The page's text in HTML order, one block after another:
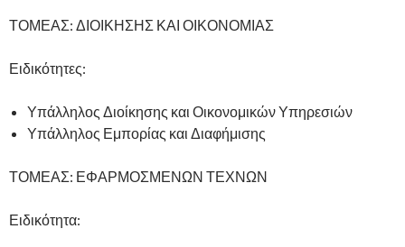
ΤΟΜΕΑΣ: ΔΙΟΙΚΗΣΗΣ ΚΑΙ ΟΙΚΟΝΟΜΙΑΣ
Ειδικότητες:
Υπάλληλος Διοίκησης και Οικονομικών Υπηρεσιών
Υπάλληλος Εμπορίας και Διαφήμισης
ΤΟΜΕΑΣ: ΕΦΑΡΜΟΣΜΕΝΩΝ ΤΕΧΝΩΝ
Ειδικότητα: